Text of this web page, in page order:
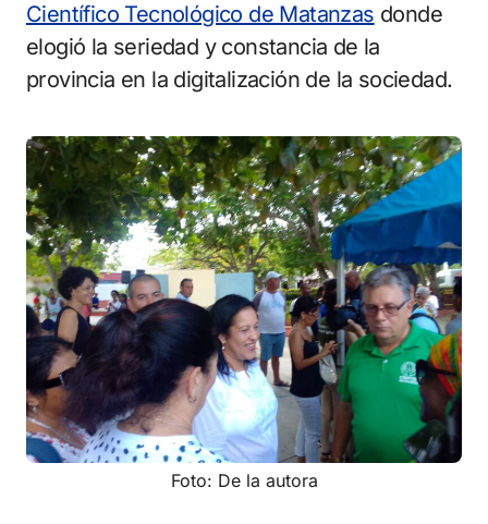
Científico Tecnológico de Matanzas donde
elogió la seriedad y constancia de la
provincia en la digitalización de la sociedad.
Foto: De la autora